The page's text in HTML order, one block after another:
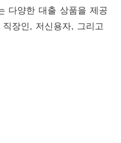
다양한 대출 상품을 제공
장인, 저신용자, 그리고